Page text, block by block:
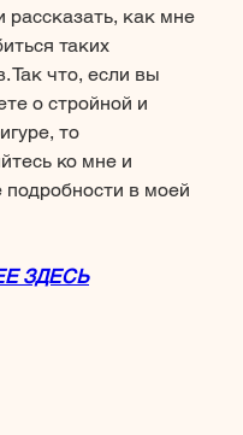
рассказать, как мне
таких
Так что, если вы
о стройной и
то
ко мне и
подробности в моей
ЗДЕСЬ